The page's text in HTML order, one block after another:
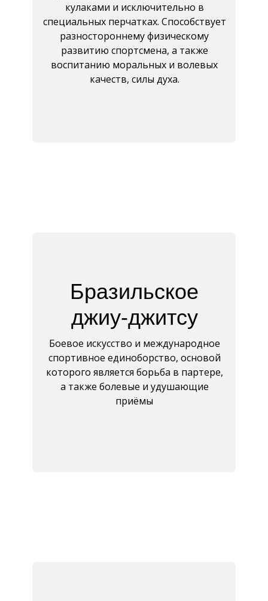
кулаками и исключительно в
специальных перчатках. Способствует
разностороннему физическому
развитию спортсмена, а также
воспитанию моральных и волевых
качеств, силы духа.
Бразильское
джиу-джитсу
Боевое искусство и международное
спортивное единоборство, основой
которого является борьба в партере,
а также болевые и удушающие
приёмы